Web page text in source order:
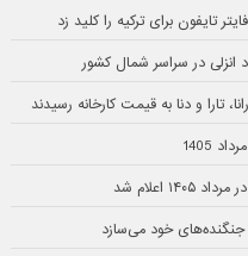
انزلی در سراسر شمال کشور
تارا و دنا به قیمت کارخانه رسیدند
جنگنده‌های خود می‌سازد